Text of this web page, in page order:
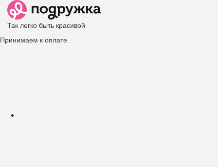
Так легко быть красивой
Принимаем к оплате